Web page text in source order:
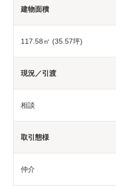
建物面積
117.58㎡ (35.57坪)
現況／引渡
相談
取引態様
仲介